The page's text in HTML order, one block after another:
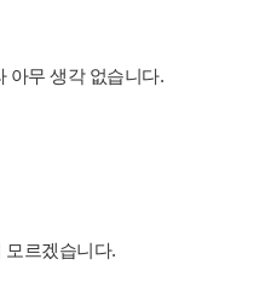
아무 생각 없습니다.
모르겠습니다.